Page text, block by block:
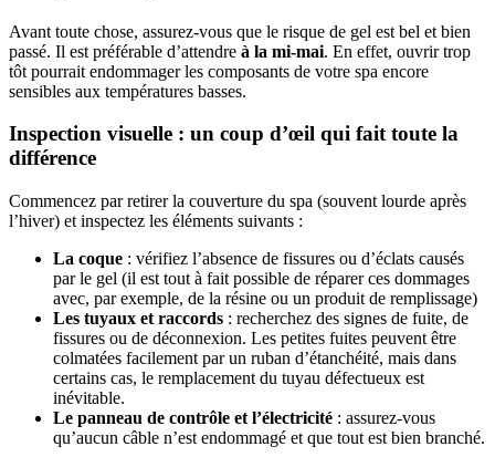
Avant toute chose, assurez-vous que le risque de gel est bel et bien
passé. Il est préférable d’attendre à la mi-mai. En effet, ouvrir trop
tôt pourrait endommager les composants de votre spa encore
sensibles aux températures basses.
Inspection visuelle : un coup d’œil qui fait toute la
différence
Commencez par retirer la couverture du spa (souvent lourde après
l’hiver) et inspectez les éléments suivants :
La coque : vérifiez l’absence de fissures ou d’éclats causés
par le gel (il est tout à fait possible de réparer ces dommages
avec, par exemple, de la résine ou un produit de remplissage)
Les tuyaux et raccords : recherchez des signes de fuite, de
fissures ou de déconnexion. Les petites fuites peuvent être
colmatées facilement par un ruban d’étanchéité, mais dans
certains cas, le remplacement du tuyau défectueux est
inévitable.
Le panneau de contrôle et l’électricité : assurez-vous
qu’aucun câble n’est endommagé et que tout est bien branché.